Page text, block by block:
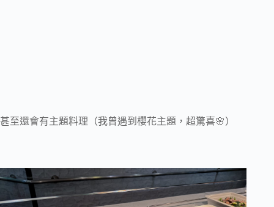
甚至還會有主題料理（我曾遇到櫻花主題，超驚喜🌸）